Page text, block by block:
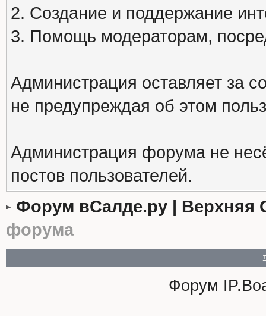
2. Создание и поддержание
3. Помощь модераторам,
Администрация оставляет за
не предупреждая об этом
Администрация форума не
постов пользователей.
Форум вСалде.ру | Верхняя
форума
Форум